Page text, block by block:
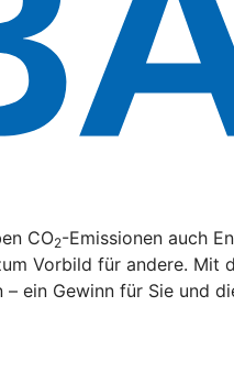
CO2-Emissionen auch
Vorbild für andere. Mit
ein Gewinn für Sie und